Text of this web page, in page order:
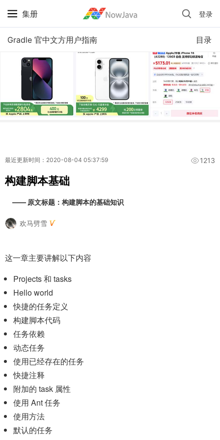
集册 登录
目录
Gradle 官中文方用户指南
iPhone 京东自营 + 国补 / 历史最低价
最近更新时间：2020-08-04 05:37:59 1213
构建脚本基础
—— 原文标题：构建脚本的基础知识
欢马劈雪
这一章主要讲解以下内容
Projects 和 tasks
Hello world
快捷的任务定义
构建脚本代码
任务依赖
动态任务
使用已经存在的任务
快捷注释
附加的 task 属性
使用 Ant 任务
使用方法
默认的任务